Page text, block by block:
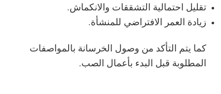
تقليل احتمالية التشققات والانكماش.
زيادة العمر الافتراضي للمنشأة.
كما يتم التأكد من وصول الخرسانة بالمواصفات
المطلوبة قبل البدء بأعمال الصب.